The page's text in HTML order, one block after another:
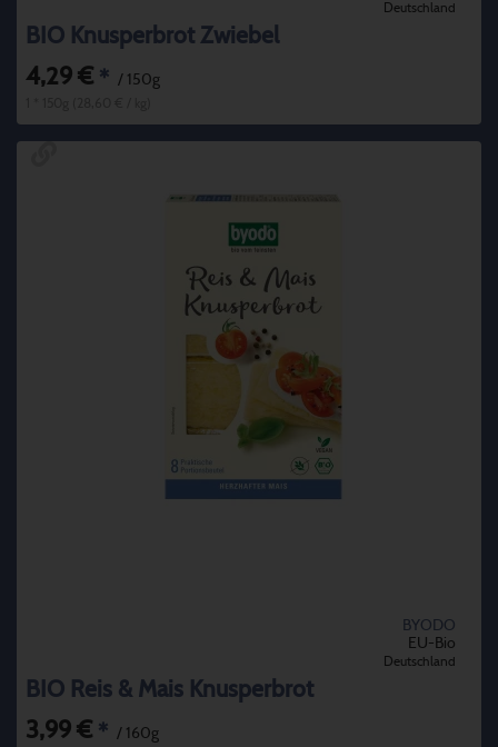
Deutschland
BIO Knusperbrot Zwiebel
4,29 € * / 150g
BYODO
EU-Bio
Deutschland
BIO Reis & Mais Knusperbrot
3,99 € * / 160g